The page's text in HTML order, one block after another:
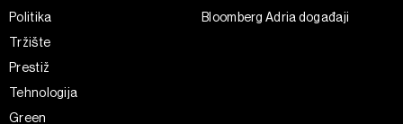
Politika
Tržište
Prestiž
Tehnologija
Green
Bloomberg Adria događaji